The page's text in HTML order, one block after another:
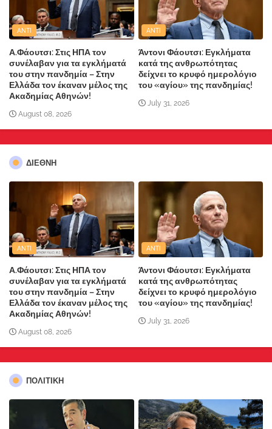
ANTI
Α.Φάουτσι: Στις ΗΠΑ τον
συνέλαβαν για τα εγκλήματά
του στην πανδημία – Στην
Ελλάδα τον έκαναν μέλος της
Ακαδημίας Αθηνών!
August 08, 2026
ANTI
Άντονι Φάουτσι: Εγκλήματα
κατά της ανθρωπότητας
δείχνει το κρυφό ημερολόγιο
του «αγίου» της πανδημίας!
July 31, 2026
ΔΙΕΘΝΗ
ANTI
Α.Φάουτσι: Στις ΗΠΑ τον
συνέλαβαν για τα εγκλήματά
του στην πανδημία – Στην
Ελλάδα τον έκαναν μέλος της
Ακαδημίας Αθηνών!
August 08, 2026
ANTI
Άντονι Φάουτσι: Εγκλήματα
κατά της ανθρωπότητας
δείχνει το κρυφό ημερολόγιο
του «αγίου» της πανδημίας!
July 31, 2026
ΠΟΛΙΤΙΚΗ